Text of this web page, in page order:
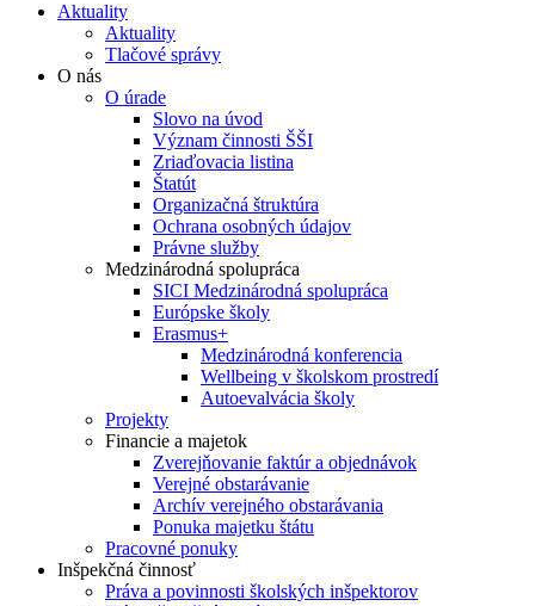
Aktuality
Aktuality
Tlačové správy
O nás
O úrade
Slovo na úvod
Význam činnosti ŠŠI
Zriaďovacia listina
Štatút
Organizačná štruktúra
Ochrana osobných údajov
Právne služby
Medzinárodná spolupráca
SICI Medzinárodná spolupráca
Európske školy
Erasmus+
Medzinárodná konferencia
Wellbeing v školskom prostredí
Autoevalvácia školy
Projekty
Financie a majetok
Zverejňovanie faktúr a objednávok
Verejné obstarávanie
Archív verejného obstarávania
Ponuka majetku štátu
Pracovné ponuky
Inšpekčná činnosť
Práva a povinnosti školských inšpektorov